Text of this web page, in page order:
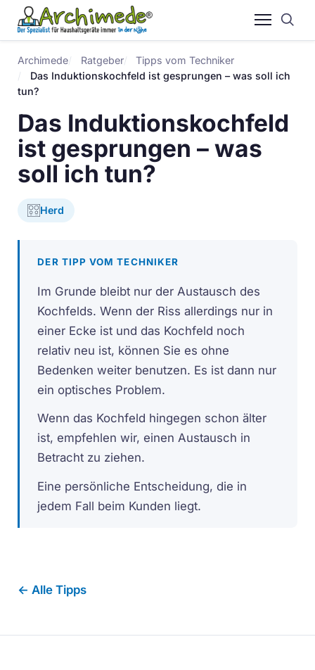
Archimede Ratgeber
Tipps vom Techniker
Das Induktionskochfeld ist gesprungen – was soll ich
tun?
Das Induktionskochfeld
ist gesprungen – was
soll ich tun?
Herd
DER TIPP VOM TECHNIKER
Im Grunde bleibt nur der Austausch des
Kochfelds. Wenn der Riss allerdings nur in
einer Ecke ist und das Kochfeld noch
relativ neu ist, können Sie es ohne
Bedenken weiter benutzen. Es ist dann nur
ein optisches Problem.
Wenn das Kochfeld hingegen schon älter
ist, empfehlen wir, einen Austausch in
Betracht zu ziehen.
Eine persönliche Entscheidung, die in
jedem Fall beim Kunden liegt.
← Alle Tipps